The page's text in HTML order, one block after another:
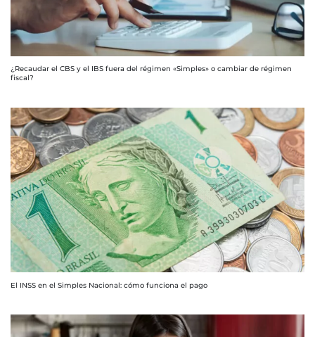
¿Recaudar el CBS y el IBS fuera del régimen «Simples» o cambiar de régimen
fiscal?
El INSS en el Simples Nacional: cómo funciona el pago